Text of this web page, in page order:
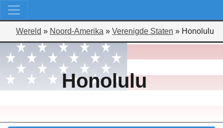
Wereld » Noord-Amerika » Verenigde Staten » Honolulu
Honolulu